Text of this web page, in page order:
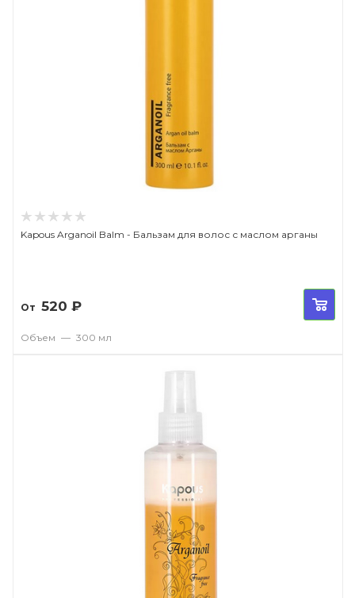
Kapous Arganoil Balm - Бальзам для волос с маслом арганы
От 520 ₽
Объем — 300 мл